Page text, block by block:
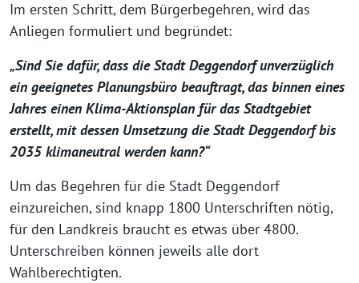
Im ersten Schritt, dem Bürgerbegehren, wird das
Anliegen formuliert und begründet:
„Sind Sie dafür, dass die Stadt Deggendorf unverzüglich
ein geeignetes Planungsbüro beauftragt, das binnen eines
Jahres einen Klima-Aktionsplan für das Stadtgebiet
erstellt, mit dessen Umsetzung die Stadt Deggendorf bis
2035 klimaneutral werden kann?“
Um das Begehren für die Stadt Deggendorf
einzureichen, sind knapp 1800 Unterschriften nötig,
für den Landkreis braucht es etwas über 4800.
Unterschreiben können jeweils alle dort
Wahlberechtigten.